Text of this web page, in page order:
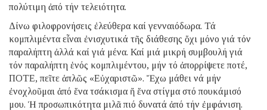
πολύτιμη ἀπό τήν τελειότητα.
Δίνω φιλοφρονήσεις ἐλεύθερα καί γενναιόδωρα. Τά
κομπλιμέντα εἶναι ἐνισχυτικά τῆς διάθεσης ὄχι μόνο γιά τόν
παραλήπτη ἀλλά καί γιά μένα. Καί μιά μικρή συμβουλή γιά
τόν παραλήπτη ἑνός κομπλιμέντου, μήν τό ἀπορρίψετε ποτέ,
ΠΟΤΕ, πεῖτε ἁπλῶς «Εὐχαριστῶ». Ἔχω μάθει νά μήν
ἐνοχλοῦμαι ἀπό ἕνα τσάκισμα ἤ ἕνα στίγμα στό πουκάμισό
μου. Ἡ προσωπικότητα μιλᾶ πιό δυνατά ἀπό τήν ἐμφάνιση.